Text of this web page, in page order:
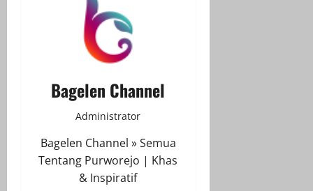
Bagelen Channel
Administrator
Bagelen Channel » Semua
Tentang Purworejo | Khas
& Inspiratif